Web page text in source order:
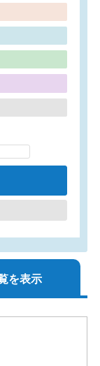
を表示